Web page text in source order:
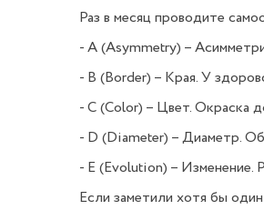
Раз в месяц проводите
- А (Asymmetry) –
- B (Border) – Края. У
- C (Color) – Цвет. Окраска
- D (Diameter) – Диаметр.
- E (Evolution) – Изменение.
Если заметили хотя бы